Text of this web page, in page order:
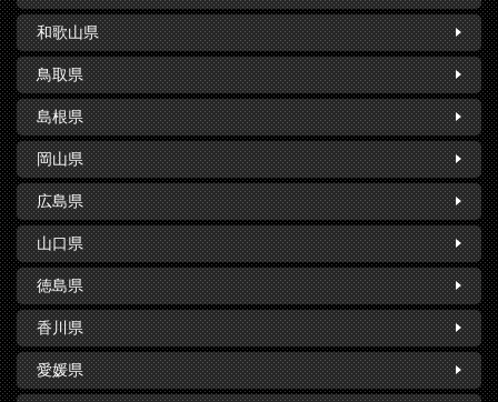
和歌山県
鳥取県
島根県
岡山県
広島県
山口県
徳島県
香川県
愛媛県